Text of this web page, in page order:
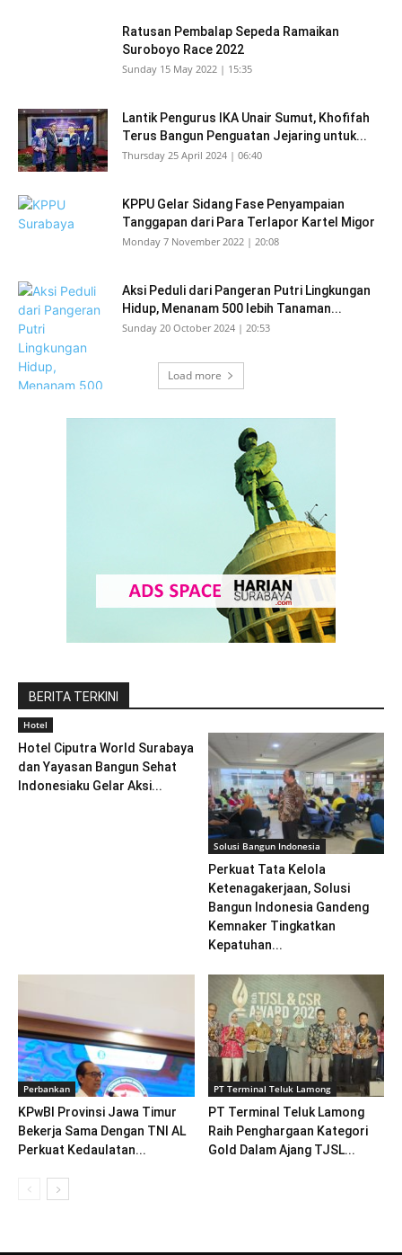
Ratusan Pembalap Sepeda Ramaikan
Suroboyo Race 2022
Sunday 15 May 2022 | 15:35
Lantik Pengurus IKA Unair Sumut, Khofifah
Terus Bangun Penguatan Jejaring untuk...
Thursday 25 April 2024 | 06:40
KPPU Gelar Sidang Fase Penyampaian
Tanggapan dari Para Terlapor Kartel Migor
Monday 7 November 2022 | 20:08
Aksi Peduli dari Pangeran Putri Lingkungan
Hidup, Menanam 500 lebih Tanaman...
Sunday 20 October 2024 | 20:53
Load more
BERITA TERKINI
Hotel
Hotel Ciputra World Surabaya
dan Yayasan Bangun Sehat
Indonesiaku Gelar Aksi...
Solusi Bangun Indonesia
Perkuat Tata Kelola
Ketenagakerjaan, Solusi
Bangun Indonesia Gandeng
Kemnaker Tingkatkan
Kepatuhan...
Perbankan
KPwBI Provinsi Jawa Timur
Bekerja Sama Dengan TNI AL
Perkuat Kedaulatan...
PT Terminal Teluk Lamong
PT Terminal Teluk Lamong
Raih Penghargaan Kategori
Gold Dalam Ajang TJSL...